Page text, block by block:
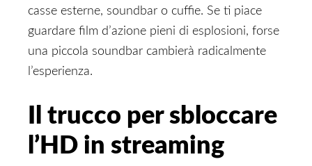
casse esterne, soundbar o cuffie. Se ti piace
guardare film d’azione pieni di esplosioni, forse
una piccola soundbar cambierà radicalmente
l’esperienza.
Il trucco per sbloccare
l’HD in streaming